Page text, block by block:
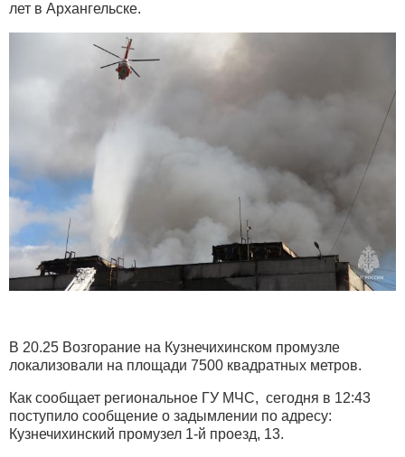
лет в Архангельске.
В 20.25 Возгорание на Кузнечихинском промузле
локализовали на площади 7500 квадратных метров.
Как сообщает региональное ГУ МЧС, сегодня в 12:43
поступило сообщение о задымлении по адресу:
Кузнечихинский промузел 1-й проезд, 13.